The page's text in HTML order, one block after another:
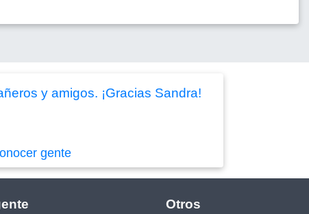
y amigos. ¡Gracias Sandra!
gente
Otros